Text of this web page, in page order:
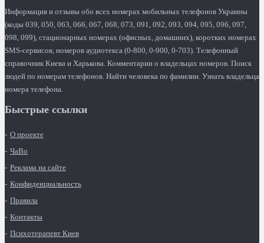
Информация и отзывы обо всех номерах мобильных телефонов Украины
(коды 039, 050, 063, 066, 067, 068, 073, 091, 092, 093, 094, 095, 096, 097,
098, 099), стационарных номерах (офисных, домашних), коротких номерах
SMS-сервисов, номеров аудиотекса (0-800, 0-900, 0-703). Телефонный
справочник Киева и Харькова. Комментарии о владельцах номеров. Поиск
людей по номерам телефонов. Найти человека по фамилии. Узнать владельца
номера телефона.
Быстрые ссылки
О проекте
ЧаВо
Реклама на сайте
Конфиденциальность
Правила
Контакты
Психотерапевт Киев